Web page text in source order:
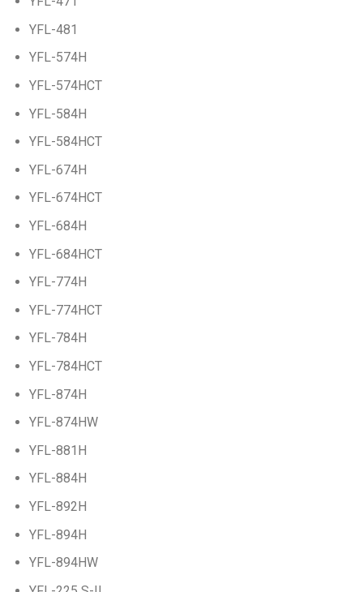
YFL-481
YFL-574H
YFL-574HCT
YFL-584H
YFL-584HCT
YFL-674H
YFL-674HCT
YFL-684H
YFL-684HCT
YFL-774H
YFL-774HCT
YFL-784H
YFL-784HCT
YFL-874H
YFL-874HW
YFL-881H
YFL-884H
YFL-892H
YFL-894H
YFL-894HW